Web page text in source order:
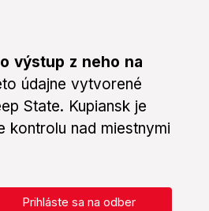
výstup z neho na
údajne vytvorené
State. Kupiansk je
kontrolu nad miestnymi
Prihláste sa na odber